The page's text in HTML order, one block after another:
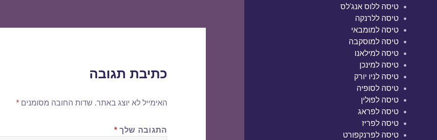
טיסה ללוס אנג'לס
טיסה ללרנקה
טיסה למומבאי
טיסה למוסקבה
טיסה למילאנו
טיסה למינכן
טיסה לניו יורק
טיסה לסופיה
טיסה לפולין
טיסה לפראג
טיסה לפריז
טיסה לפרנקפורט
כתיבת תגובה
האימייל לא יוצג באתר. שדות החובה מסומנים*
התגובה שלך *